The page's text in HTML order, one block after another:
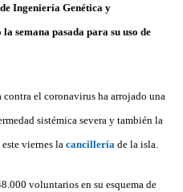
Ingeniería Genética y
semana pasada para su uso de
el coronavirus ha arrojado una
sistémica severa y también la
viernes la cancillería de la isla.
voluntarios en su esquema de